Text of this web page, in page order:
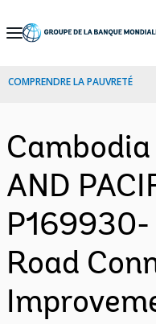
Skip
Navigation
COMPRENDRE LA PAUVRETÉ
Cambodia
AND
P169930-
Road